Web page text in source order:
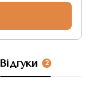
Відгуки 2